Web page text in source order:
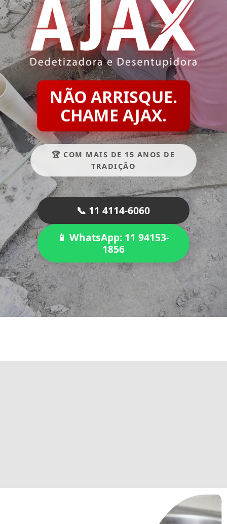
NÃO ARRISQUE.
CHAME AJAX.
🏆 COM MAIS DE 15 ANOS DE
TRADIÇÃO
📞 11 4114-6060
📱 WhatsApp: 11 94153-
1856